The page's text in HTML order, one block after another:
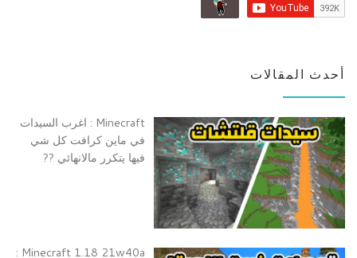
أحدث المقالات
Minecraft : اغرب السيدات
في ماين كرافت كل شي
فيها يتكرر مالانهائي ??
Minecraft 1.18 21w40a :